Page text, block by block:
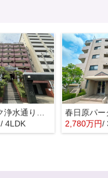
ロマネスク浄水通り第2☆仲介手数料無料☆
/ 4LDK 2,780万円/